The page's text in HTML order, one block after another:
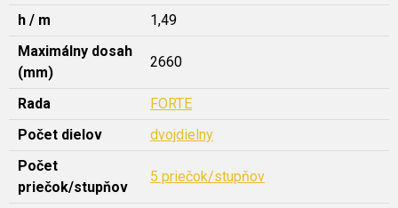
h / m
1,49
Maximálny dosah
(mm)
2660
Rada
FORTE
Počet dielov
dvojdielny
Počet
priečok/stupňov
5 priečok/stupňov